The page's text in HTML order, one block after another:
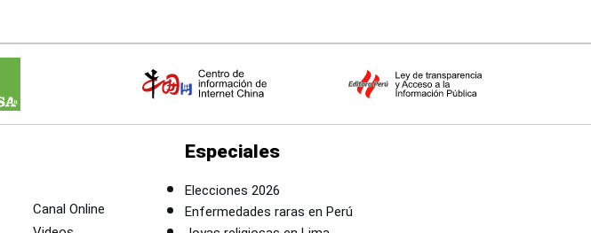
Canal Online
Especiales
Elecciones 2026
Enfermedades raras en Perú